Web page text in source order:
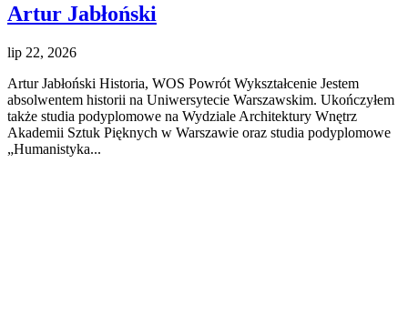
Artur Jabłoński
lip 22, 2026
Artur Jabłoński Historia, WOS Powrót Wykształcenie Jestem
absolwentem historii na Uniwersytecie Warszawskim. Ukończyłem
także studia podyplomowe na Wydziale Architektury Wnętrz
Akademii Sztuk Pięknych w Warszawie oraz studia podyplomowe
„Humanistyka...